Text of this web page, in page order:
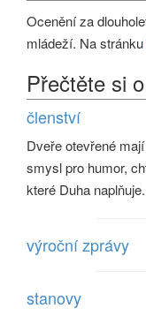
Ocenění za
mládeží. Na stránku
Přečtěte si
členství
Dveře otevřené
smysl pro humor,
které Duha naplňuje.
výroční zprávy
stanovy